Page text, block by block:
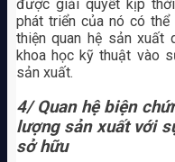
được giải quyết kịp
phát triển của nó có thể
thiện quan hệ sản xuất
khoa học kỹ thuật vào
sản xuất.
4/ Quan hệ biện
lượng sản xuất với
sở hữu